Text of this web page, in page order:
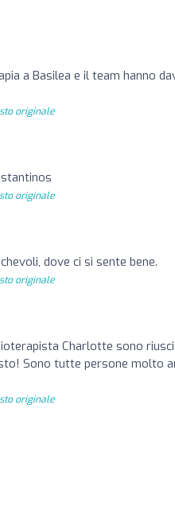
a Basilea e il team hanno
originale
originale
dove ci si sente bene.
originale
Charlotte sono
Sono tutte persone molto
originale